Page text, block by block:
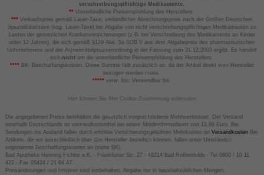
verschreibungspflichtige Medikamente.
** Unverbindliche Preisempfehlung des Herstellers.
*** Verkaufspreis gemäß Lauer-Taxe; verbindlicher Abrechnungspreis nach der Großen Deutschen
Spezialitätentaxe (sog. Lauer-Taxe) bei Abgabe von nicht verschreibungspflichtigen Medikamenten zu
Lasten der gesetzlichen Krankenversicherungen (z.B. bei Verschreibung des Medikaments an Kinder
unter 12 Jahren), die sich gemäß §129 Abs. 5a SGB V aus dem Abgabepreis des pharmazeutischen
Unternehmens und der Arzneimittelpreisverordnung in der Fassung zum 31.12.2003 ergibt. Es handelt
sich nicht um die unverbindliche Preisempfehlung des Herstellers.
****BK: Beschaffungskosten. Diese Summe fällt zusätzlich an, da der Artikel direkt vom Hersteller
bezogen werden muss.
*****verw. bis: Verwendbar bis.
Hier können Sie Ihre Cookie-Zustimmung widerrufen
Die angegebenen Preise beinhalten die gesetzlich vorgeschriebene Mehrwertsteuer. Der Versand
innerhalb Deutschlands ist versandkostenfrei bei einem Mindestbestellwert von 13,99 Euro. Bei
Sendungen ins Ausland fallen durch erhöhte Versicherungsgebühren Mehrkosten an VersandkostenBei
Artikeln, die wir ausschließlich über den Hersteller beziehen können, fallen unter Umständen
sogenannte Beschaffungskosten an (siehe BK).
Bad Apotheke Henning Fichter e.K. - Frankfurter Str. 27 - 49214 Bad Rothenfelde - Tel 0800 / 10 11
422 - Fax 05424 / 21 64 47
Preisänderungen und Irrtümer sind vorbehalten. Abgabe nur in haushaltsüblichen Mengen.